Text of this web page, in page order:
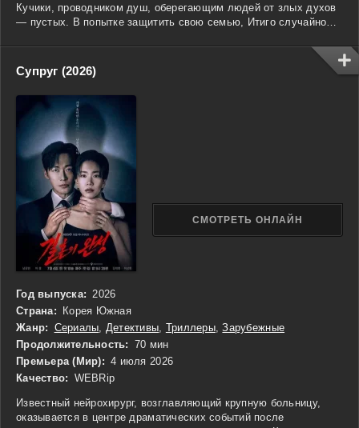
Кучики, проводником душ, оберегающим людей от злых духов
— пустых. В попытке защитить свою семью, Итиго случайно
душ». Теперь он вынужден сражаться с пустыми, защищая
живых и помогая заблудшим душам обрести покой. Однако это
лишь начало: погружаясь в новый мир, парень узнаёт о
скрытых угрозах, древних конфликтах и о том, что быть героем
— значит не только защищать, но и преодолевать свои страхи.
Супруг (2026)
Год выпуска: 2026
Страна: Корея Южная
Жанр: Сериалы Детективы Триллеры,Зарубежные
Продолжительность: 70 мин
Премьера (Мир): 4 июля 2026
Качество: WEBRip
Известный нейрохирург, возглавляющий крупную больницу,
оказывается в центре драматических событий после
СМОТРЕТЬ ОНЛАЙН